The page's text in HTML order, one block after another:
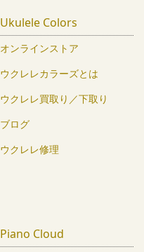
Ukulele Colors
オンラインストア
ウクレレカラーズとは
ウクレレ買取り／下取り
ブログ
ウクレレ修理
Piano Cloud